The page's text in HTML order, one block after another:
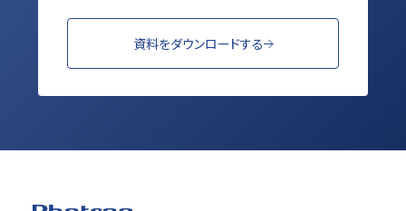
資料をダウンロードする